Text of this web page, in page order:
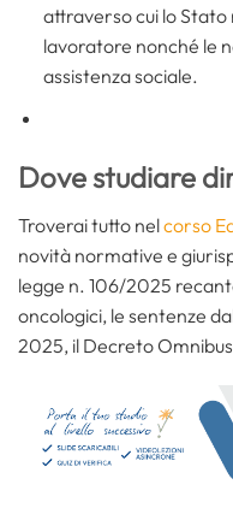
attraverso cui lo Stato
lavoratore nonché le
assistenza sociale.
Dove studiare
Troverai tutto nelcorso
novità normative e
legge n. 106/2025
oncologici, le sentenze
2025, il Decreto